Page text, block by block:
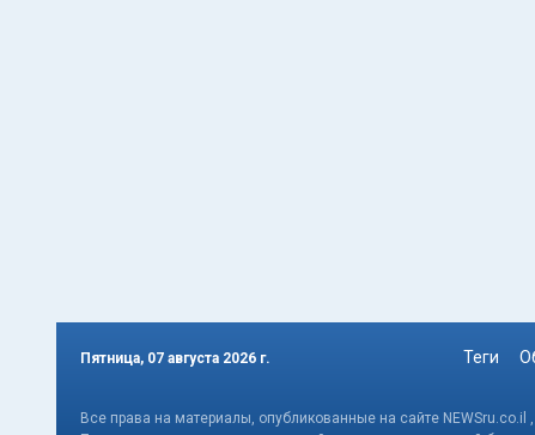
Пятница, 07 августа 2026 г. Теги
Все права на материалы, опубликованные на сайте